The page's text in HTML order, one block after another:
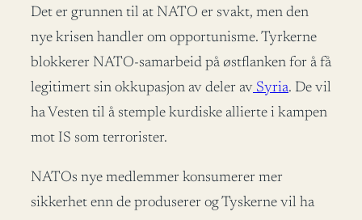
Det er grunnen til at NATO er svakt, men den
nye krisen handler om opportunisme. Tyrkerne
blokkerer NATO-samarbeid på østflanken for å få
legitimert sin okkupasjon av deler av Syria. De vil
ha Vesten til å stemple kurdiske allierte i kampen
mot IS som terrorister.
NATOs nye medlemmer konsumerer mer
sikkerhet enn de produserer og Tyskerne vil ha